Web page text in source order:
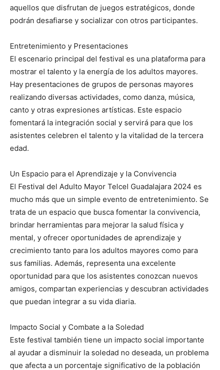
aquellos que disfrutan de juegos estratégicos, donde
podrán desafiarse y socializar con otros participantes.
Entretenimiento y Presentaciones
El escenario principal del festival es una plataforma para
mostrar el talento y la energía de los adultos mayores.
Hay presentaciones de grupos de personas mayores
realizando diversas actividades, como danza, música,
canto y otras expresiones artísticas. Este espacio
fomentará la integración social y servirá para que los
asistentes celebren el talento y la vitalidad de la tercera
edad.
Un Espacio para el Aprendizaje y la Convivencia
El Festival del Adulto Mayor Telcel Guadalajara 2024 es
mucho más que un simple evento de entretenimiento. Se
trata de un espacio que busca fomentar la convivencia,
brindar herramientas para mejorar la salud física y
mental, y ofrecer oportunidades de aprendizaje y
crecimiento tanto para los adultos mayores como para
sus familias. Además, representa una excelente
oportunidad para que los asistentes conozcan nuevos
amigos, compartan experiencias y descubran actividades
que puedan integrar a su vida diaria.
Impacto Social y Combate a la Soledad
Este festival también tiene un impacto social importante
al ayudar a disminuir la soledad no deseada, un problema
que afecta a un porcentaje significativo de la población